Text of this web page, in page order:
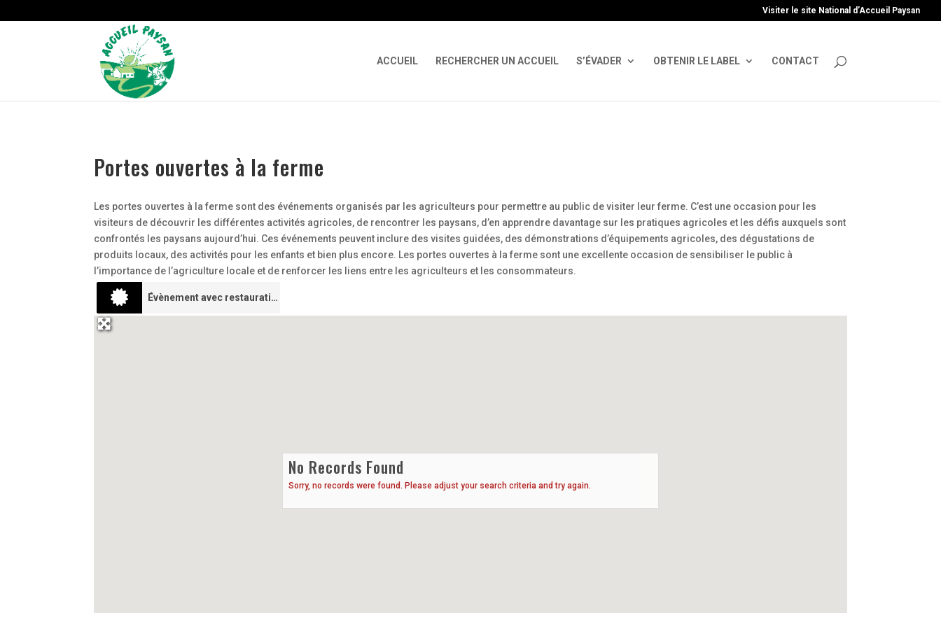
Visiter le site National d’Accueil Paysan
ACCUEIL RECHERCHER UN ACCUEIL S’ÉVADER OBTENIR LE LABEL CONTACT
Portes ouvertes à la ferme
Les portes ouvertes à la ferme sont des événements organisés par les agriculteurs pour permettre au public de visiter leur ferme. C’est une occasion pour les
visiteurs de découvrir les différentes activités agricoles, de rencontrer les paysans, d’en apprendre davantage sur les pratiques agricoles et les défis auxquels sont
confrontés les paysans aujourd’hui. Ces événements peuvent inclure des visites guidées, des démonstrations d’équipements agricoles, des dégustations de
produits locaux, des activités pour les enfants et bien plus encore. Les portes ouvertes à la ferme sont une excellente occasion de sensibiliser le public à
l’importance de l’agriculture locale et de renforcer les liens entre les agriculteurs et les consommateurs.
Évènement avec restauration
No Records Found
Sorry, no records were found. Please adjust your search criteria and try again.